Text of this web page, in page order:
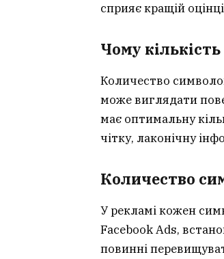
сприяє кращій
Чому
Количество
може виглядати
має оптимальну
чітку, лаконічну
Количество
У рекламі кожен
Facebook Ads,
повинні